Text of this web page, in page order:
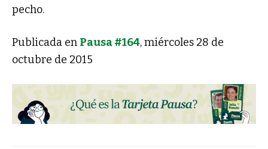
pecho.
Publicada en Pausa #164, miércoles 28 de
octubre de 2015